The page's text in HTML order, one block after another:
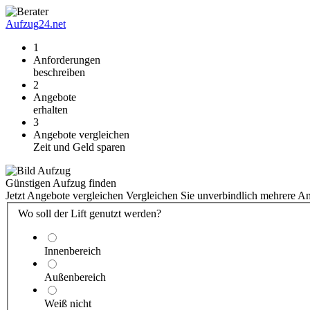
Aufzug24.net
1
Anforderungen
beschreiben
2
Angebote
erhalten
3
Angebote vergleichen
Zeit und Geld sparen
Günstigen Aufzug finden
Jetzt Angebote vergleichen Vergleichen Sie unverbindlich mehrere
Wo soll der Lift genutzt werden?
Innenbereich
Außenbereich
Weiß nicht